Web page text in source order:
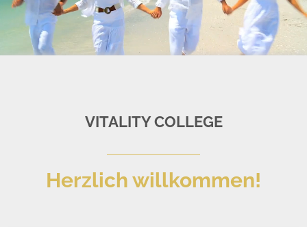
VITALITY COLLEGE
Herzlich willkommen!